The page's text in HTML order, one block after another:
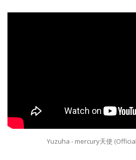
Yuzuha - mercury天使